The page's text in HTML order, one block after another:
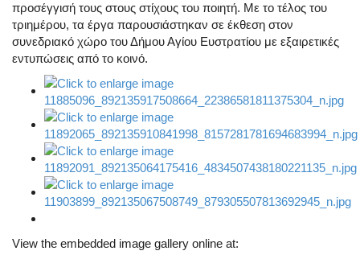
προσέγγισή τους στους στίχους του ποιητή. Με το τέλος του
τριημέρου, τα έργα παρουσιάστηκαν σε έκθεση στον
συνεδριακό χώρο του Δήμου Αγίου Ευστρατίου με εξαιρετικές
εντυπώσεις από το κοινό.
View the embedded image gallery online at: